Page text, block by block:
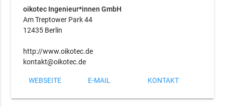
oikotec Ingenieur*innen GmbH
Am Treptower Park 44
12435 Berlin
http://www.oikotec.de
kontakt@oikotec.de
WEBSEITE E-MAIL KONTAKT